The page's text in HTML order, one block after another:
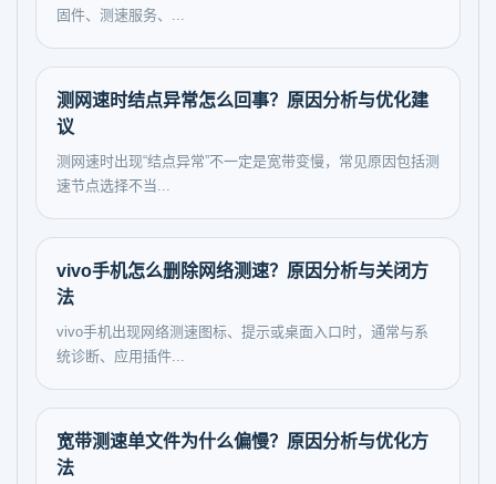
固件、测速服务、...
测网速时结点异常怎么回事？原因分析与优化建
议
测网速时出现“结点异常”不一定是宽带变慢，常见原因包括测
速节点选择不当...
vivo手机怎么删除网络测速？原因分析与关闭方
法
vivo手机出现网络测速图标、提示或桌面入口时，通常与系
统诊断、应用插件...
宽带测速单文件为什么偏慢？原因分析与优化方
法